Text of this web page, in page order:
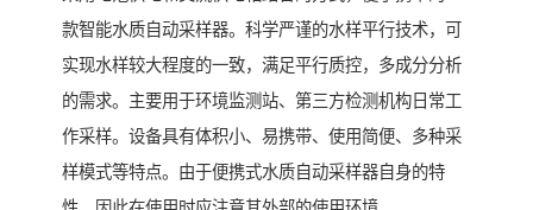
款智能水质自动采样器。科学严谨的水样平行技术，可
实现水样较大程度的一致，满足平行质控，多成分分析
的需求。主要用于环境监测站、第三方检测机构日常工
作采样。设备具有体积小、易携带、使用简便、多种采
样模式等特点。由于便携式水质自动采样器自身的特